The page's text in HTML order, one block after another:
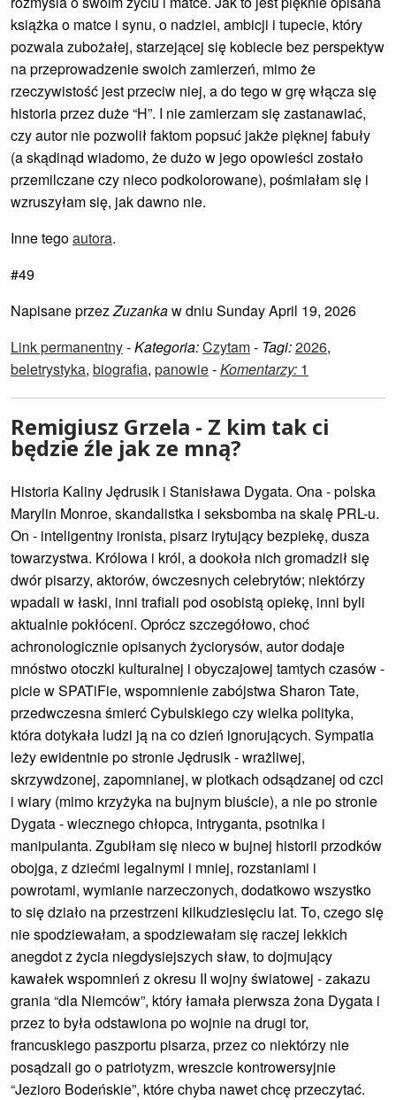
książka o matce i synu, o nadziei, ambicji i tupecie, który
pozwala zubożałej, starzejącej się kobiecie bez perspektyw
na przeprowadzenie swoich zamierzeń, mimo że
rzeczywistość jest przeciw niej, a do tego w grę włącza się
historia przez duże “H”. I nie zamierzam się zastanawiać,
czy autor nie pozwolił faktom popsuć jakże pięknej fabuły
(a skądinąd wiadomo, że dużo w jego opowieści zostało
przemilczane czy nieco podkolorowane), pośmiałam się i
wzruszyłam się, jak dawno nie.
Inne tegoautora.
#49
Napisane przezZuzankaw dniu Sunday April 19, 2026
Link permanentny-Kategoria:Czytam- Tagi:2026,
beletrystyka, biografia, panowie-Komentarzy: 1
Remigiusz Grzela - Z kim tak ci
będzie źle jak ze mną?
Historia Kaliny Jędrusik i Stanisława Dygata. Ona - polska
Marylin Monroe, skandalistka i seksbomba na skalę PRL-u.
On - inteligentny ironista, pisarz irytujący bezpiekę, dusza
towarzystwa. Królowa i król, a dookoła nich gromadził się
dwór pisarzy, aktorów, ówczesnych celebrytów; niektórzy
wpadali w łaski, inni trafiali pod osobistą opiekę, inni byli
aktualnie pokłóceni. Oprócz szczegółowo, choć
achronologicznie opisanych życiorysów, autor dodaje
mnóstwo otoczki kulturalnej i obyczajowej tamtych czasów -
picie w SPATiFie, wspomnienie zabójstwa Sharon Tate,
przedwczesna śmierć Cybulskiego czy wielka polityka,
która dotykała ludzi ją na co dzień ignorujących. Sympatia
leży ewidentnie po stronie Jędrusik - wrażliwej,
skrzywdzonej, zapomnianej, w plotkach odsądzanej od czci
i wiary (mimo krzyżyka na bujnym biuście), a nie po stronie
Dygata - wiecznego chłopca, intryganta, psotnika i
manipulanta. Zgubiłam się nieco w bujnej historii przodków
obojga, z dziećmi legalnymi i mniej, rozstaniami i
powrotami, wymianie narzeczonych, dodatkowo wszystko
to się działo na przestrzeni kilkudziesięciu lat. To, czego się
nie spodziewałam, a spodziewałam się raczej lekkich
anegdot z życia niegdysiejszych sław, to dojmujący
kawałek wspomnień z okresu II wojny światowej - zakazu
grania “dla Niemców”, który łamała pierwsza żona Dygata i
przez to była odstawiona po wojnie na drugi tor,
francuskiego paszportu pisarza, przez co niektórzy nie
posądzali go o patriotyzm, wreszcie kontrowersyjnie
“Jezioro Bodeńskie”, które chyba nawet chcę przeczytać.